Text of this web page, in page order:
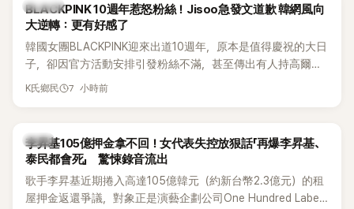
K-POP
BLACKPINK 10週年惹怒粉絲！Jisoo急發文道歉 韓網風向
大逆轉：更有好感了
韓國女團BLACKPINK迎來出道10週年，原本是值得慶祝的大日
子，卻因官方活動安排引發粉絲不滿，甚至傳出有人持高爾夫
球桿到YG娛樂大樓鬧事。Jisoo今（8日）也親自發文向BLINK
K氏鄉民 7 小時前
韓星
李昇基105億押金拿不回！女代表失控放狠話「再爆李昇基、
泰民都會死」 驚悚錄音流出
歌手李昇基近期捲入高達105億韓元（約新台幣2.3億元）的租
屋押金返還爭議，對象正是演藝企劃公司One Hundred Label